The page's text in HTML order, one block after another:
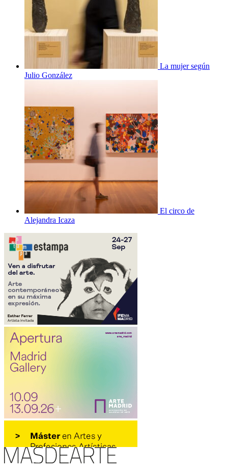
La mujer según
Julio González
El circo de
Alejandra Icaza